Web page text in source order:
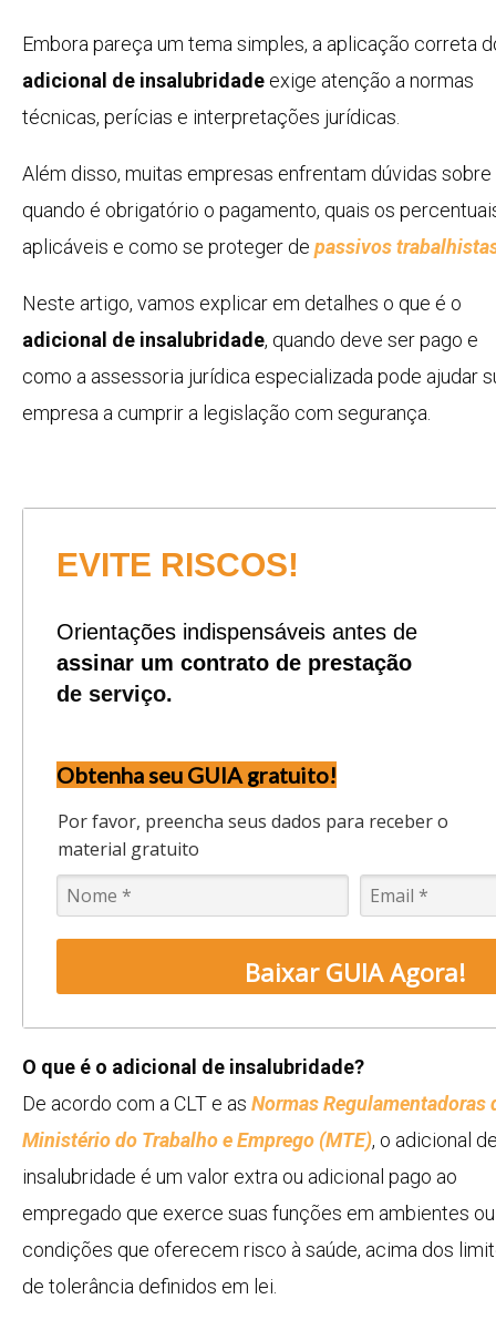
Embora pareça um tema simples, a aplicação correta
adicional de insalubridade exige atenção a normas
técnicas, perícias e interpretações jurídicas.
Além disso, muitas empresas enfrentam dúvidas sobre
quando é obrigatório o pagamento, quais os
aplicáveis e como se proteger de passivos
Neste artigo, vamos explicar em detalhes o que é o
adicional de insalubridade, quando deve ser pago e
como a assessoria jurídica especializada pode ajudar
empresa a cumprir a legislação com segurança.
EVITE RISCOS!
Orientações indispensáveis antes de
assinar um contrato de prestação
de serviço.
Obtenha seu GUIA gratuito!
Por favor, preencha seus dados para receber o
material gratuito
Baixar GUIA Agora!
O que é o adicional de insalubridade?
De acordo com a CLT e as Normas Regulamentadoras
Ministério do Trabalho e Emprego (MTE), o adicional
insalubridade é um valor extra ou adicional pago ao
empregado que exerce suas funções em ambientes ou
condições que oferecem risco à saúde, acima dos
de tolerância definidos em lei.